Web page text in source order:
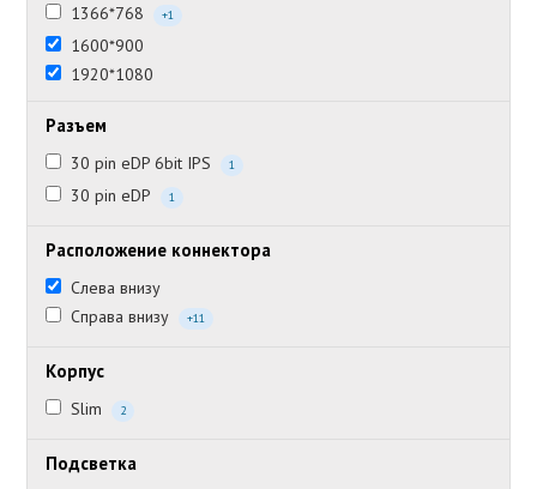
1366*768 +1
1600*900
1920*1080
Разъем
30 pin eDP 6bit IPS 1
30 pin eDP 1
Расположение коннектора
Слева внизу
Справа внизу
+11
Корпус
Slim 2
Подсветка